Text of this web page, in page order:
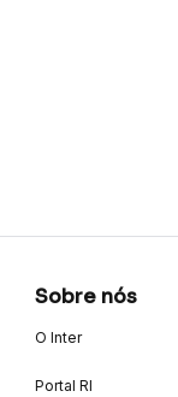
Sobre nós
O Inter
Portal RI